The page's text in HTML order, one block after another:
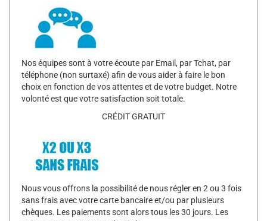
Nos équipes sont à votre écoute par Email, par Tchat, par
téléphone (non surtaxé) afin de vous aider à faire le bon
choix en fonction de vos attentes et de votre budget. Notre
volonté est que votre satisfaction soit totale.
CRÉDIT GRATUIT
Nous vous offrons la possibilité de nous régler en 2 ou 3 fois
sans frais avec votre carte bancaire et/ou par plusieurs
chèques. Les paiements sont alors tous les 30 jours. Les